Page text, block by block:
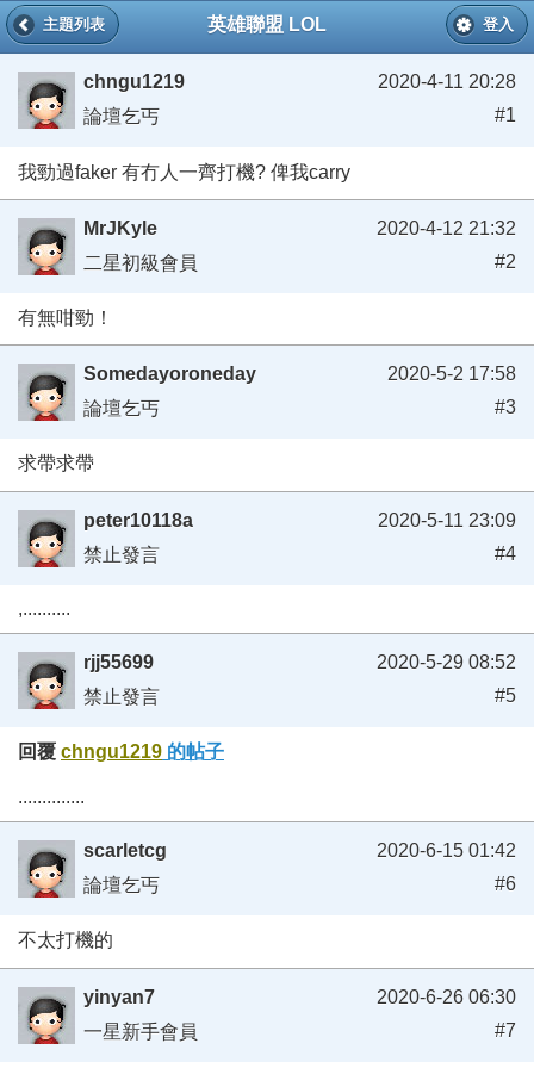
英雄聯盟 LOL
主題列表 登入
chngu1219
論壇乞丐
2020-4-11 20:28
#1
我勁過faker 有冇人一齊打機? 俾我carry
MrJKyle
二星初級會員
2020-4-12 21:32
#2
有無咁勁！
Somedayoroneday
論壇乞丐
2020-5-2 17:58
#3
求帶求帶
peter10118a
禁止發言
2020-5-11 23:09
#4
,..........
rjj55699
禁止發言
2020-5-29 08:52
#5
回覆 chngu1219 的帖子
..............
scarletcg
論壇乞丐
2020-6-15 01:42
#6
不太打機的
yinyan7
一星新手會員
2020-6-26 06:30
#7